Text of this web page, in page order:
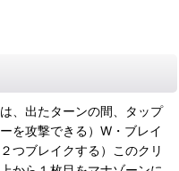
、出たターンの間、タップ
を攻撃できる）W・ブレイ
つブレイクする）このクリ